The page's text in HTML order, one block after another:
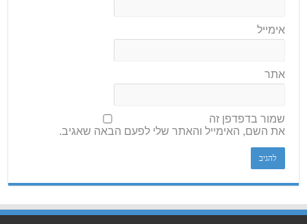
אימייל
אתר
שמור בדפדפן זה
את השם, האימייל והאתר שלי לפעם הבאה שאגיב.